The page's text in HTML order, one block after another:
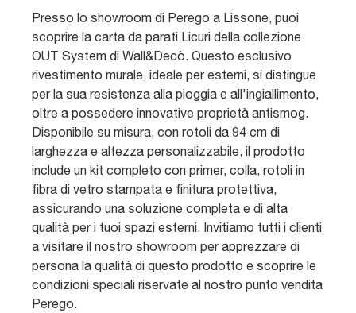
Presso lo showroom di Perego a Lissone, puoi
scoprire la carta da parati Licuri della collezione
OUT System di Wall&Decò. Questo esclusivo
rivestimento murale, ideale per esterni, si distingue
per la sua resistenza alla pioggia e all'ingiallimento,
oltre a possedere innovative proprietà antismog.
Disponibile su misura, con rotoli da 94 cm di
larghezza e altezza personalizzabile, il prodotto
include un kit completo con primer, colla, rotoli in
fibra di vetro stampata e finitura protettiva,
assicurando una soluzione completa e di alta
qualità per i tuoi spazi esterni. Invitiamo tutti i clienti
a visitare il nostro showroom per apprezzare di
persona la qualità di questo prodotto e scoprire le
condizioni speciali riservate al nostro punto vendita
Perego.